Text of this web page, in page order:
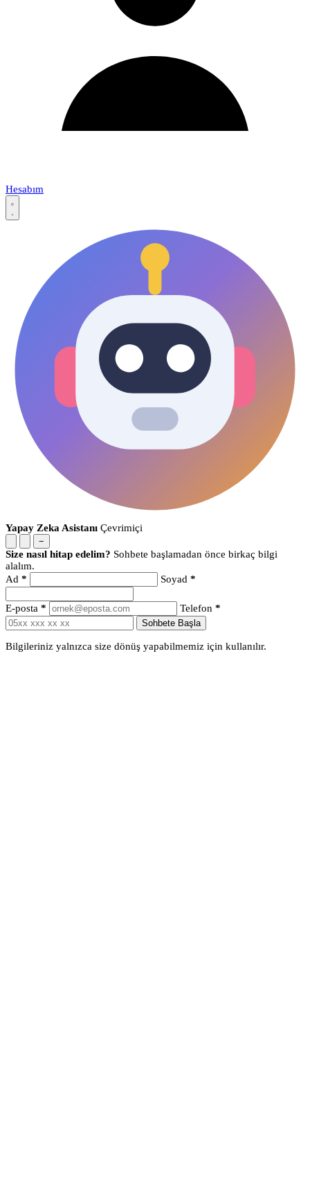
Hesabım
Yapay Zeka Asistanı Çevrimiçi
−
Size nasıl hitap edelim? Sohbete başlamadan önce birkaç bilgi
alalım.
Ad * Soyad *
E-posta * Telefon *
Sohbete Başla
Bilgileriniz yalnızca size dönüş yapabilmemiz için kullanılır.